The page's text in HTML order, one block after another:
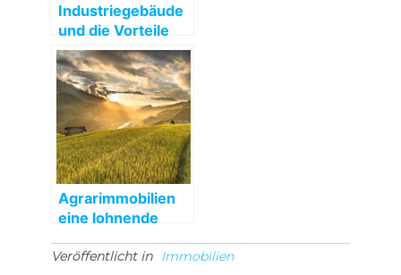
Industriegebäude
und die Vorteile
von einem
Bausatz
Agrarimmobilien
eine lohnende
Veröffentlicht in
Immobilien